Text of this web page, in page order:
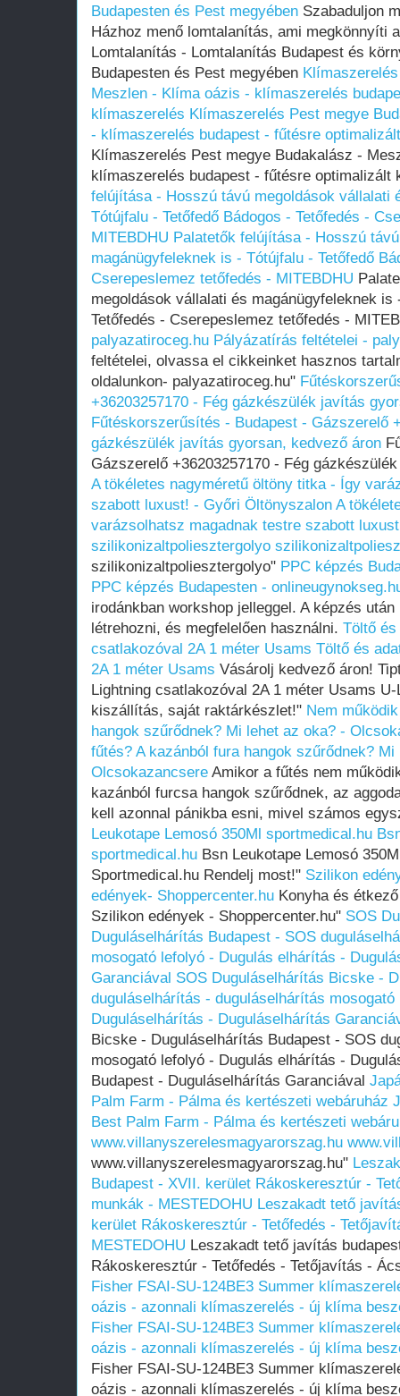
Budapesten és Pest megyében Szabaduljon
Házhoz menő lomtalanítás, ami megkönnyíti
Lomtalanítás - Lomtalanítás Budapest és
Budapesten és Pest megyében
Meszlen - Klíma oázis - klímaszerelés
klímaszerelés Klímaszerelés Pest megye
- klímaszerelés budapest - fűtésre
Klímaszerelés Pest megye Budakalász -
klímaszerelés budapest - fűtésre
felújítása - Hosszú távú megoldások vállalati
Tótújfalu - Tetőfedő Bádogos - Tetőfedés -
MITEBDHU Palatetők felújítása - Hosszú
magánügyfeleknek is - Tótújfalu - Tetőfedő
Cserepeslemez tetőfedés - MITEBDHU
megoldások vállalati és magánügyfeleknek is
Tetőfedés - Cserepeslemez tetőfedés -
palyazatiroceg.hu Pályázatírás feltételei -
feltételei, olvassa el cikkeinket hasznos
oldalunkon- palyazatiroceg.hu"
+36203257170 - Fég gázkészülék javítás
Fűtéskorszerűsítés - Budapest - Gázszerelő
gázkészülék javítás gyorsan, kedvező áron
Gázszerelő +36203257170 - Fég
A tökéletes nagyméretű öltöny titka - Így
szabott luxust! - Győri Öltönyszalon A
varázsolhatsz magadnak testre szabott
szilikonizaltpoliesztergolyo
szilikonizaltpoliesztergolyo" PPC képzés
PPC képzés Budapesten -
irodánkban workshop jelleggel. A képzés
létrehozni, és megfelelően használni. Töltő és
csatlakozóval 2A 1 méter Usams Töltő és
2A 1 méter Usams Vásárolj kedvező áron!
Lightning csatlakozóval 2A 1 méter Usams
kiszállítás, saját raktárkészlet!" Nem
hangok szűrődnek? Mi lehet az oka? -
fűtés? A kazánból fura hangok szűrődnek?
Olcsokazancsere Amikor a fűtés nem
kazánból furcsa hangok szűrődnek, az
kell azonnal pánikba esni, mivel számos
Leukotape Lemosó 350Ml sportmedical.hu
sportmedical.hu Bsn Leukotape Lemosó
Sportmedical.hu Rendelj most!" Szilikon
edények- Shoppercenter.hu Konyha és
Szilikon edények - Shoppercenter.hu" SOS
Duguláselhárítás Budapest - SOS
mosogató lefolyó - Dugulás elhárítás -
Garanciával SOS Duguláselhárítás Bicske -
duguláselhárítás - duguláselhárítás
Duguláselhárítás - Duguláselhárítás
Bicske - Duguláselhárítás Budapest - SOS
mosogató lefolyó - Dugulás elhárítás -
Budapest - Duguláselhárítás Garanciával
Palm Farm - Pálma és kertészeti webáruház
Best Palm Farm - Pálma és kertészeti
www.villanyszerelesmagyarorszag.hu
www.villanyszerelesmagyarorszag.hu"
Budapest - XVII. kerület Rákoskeresztúr -
munkák - MESTEDOHU Leszakadt tető
kerület Rákoskeresztúr - Tetőfedés -
MESTEDOHU Leszakadt tető javítás
Rákoskeresztúr - Tetőfedés - Tetőjavítás -
Fisher FSAI-SU-124BE3 Summer
oázis - azonnali klímaszerelés - új klíma
Fisher FSAI-SU-124BE3 Summer
oázis - azonnali klímaszerelés - új klíma
Fisher FSAI-SU-124BE3 Summer
oázis - azonnali klímaszerelés - új klíma